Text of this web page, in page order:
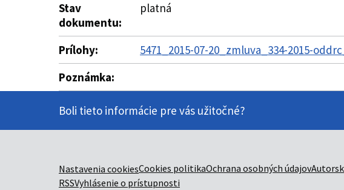
Stav
dokumentu:
platná
Prílohy:
5471_2015-07-20_zmluva_334-2015-
Poznámka:
Boli tieto informácie pre vás užitočné?
Nastavenia cookiesCookies politikaOchrana osobných údajov
RSSVyhlásenie o prístupnosti